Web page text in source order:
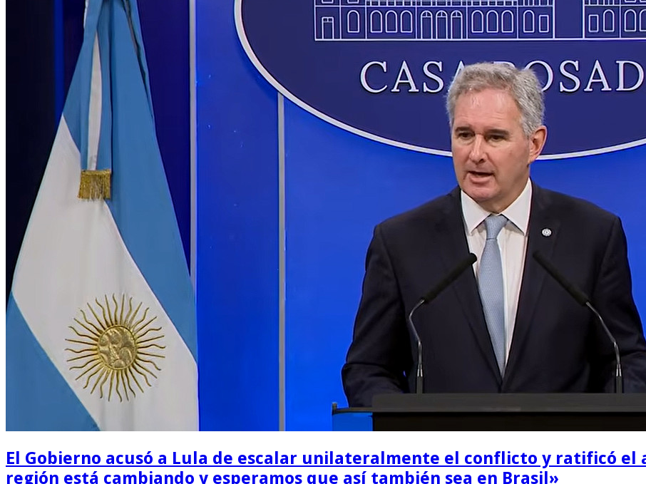
El Gobierno acusó a Lula de escalar unilateralmente el conflicto y ratificó el
región está cambiando y esperamos que así también sea en Brasil»